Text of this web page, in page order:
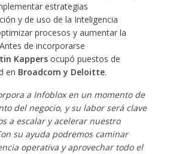
estrategias
y de uso de la Inteligencia
procesos y aumentar la
de incorporarse
Kappersocupó puestos de
en Broadcom y Deloitte.
a Infoblox en un momento de
del negocio, y su labor será clave
a escalar y acelerar nuestro
su ayuda podremos caminar
operativa y aprovechar todo el